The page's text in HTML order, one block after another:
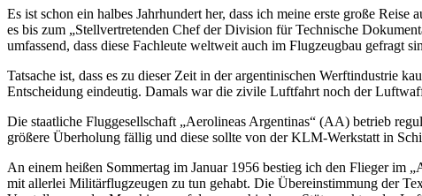
Es ist schon ein halbes Jahrhundert her, dass ich meine erste große
es bis zum
Stellvertretenden Chef der Division für Technische
umfassend, dass diese Fachleute weltweit auch im Flugzeugbau gefragt
Tatsache ist, dass es zu dieser Zeit in der argentinischen Werftindustrie
Entscheidung eindeutig. Damals war die zivile Luftfahrt noch der
Die staatliche Fluggesellschaft
Aerolineas Argentinas
(AA) betrieb
größere Überholung fällig und diese sollte von der KLM-Werkstatt in
An einem heißen Sommertag im Januar 1956 bestieg ich den Flieger im
mit allerlei Militärflugzeugen zu tun gehabt. Die Übereinstimmung der